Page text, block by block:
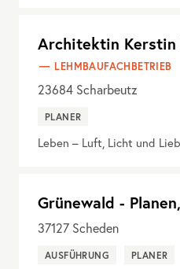
Architektin Kerstin
LEHMBAUFACHBETRIEB
23684 Scharbeutz
PLANER
Leben – Luft, Licht und
Grünewald -
37127 Scheden
AUSFÜHRUNG PLANER